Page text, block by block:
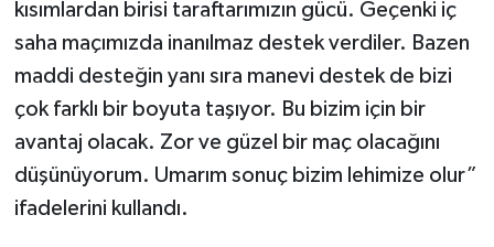
kısımlardan birisi taraftarımızın gücü. Geçenki iç
saha maçımızda inanılmaz destek verdiler. Bazen
maddi desteğin yanı sıra manevi destek de bizi
çok farklı bir boyuta taşıyor. Bu bizim için bir
avantaj olacak. Zor ve güzel bir maç olacağını
düşünüyorum. Umarım sonuç bizim lehimize olur”
ifadelerini kullandı.